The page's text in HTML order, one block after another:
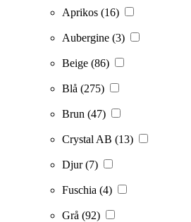
Aprikos (16)
Aubergine (3)
Beige (86)
Blå (275)
Brun (47)
Crystal AB (13)
Djur(7)
Fuschia (4)
Grå (92)